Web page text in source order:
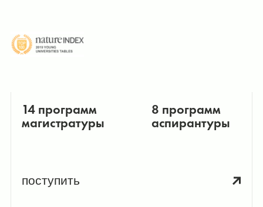
14 программ
магистратуры
8 программ
аспирантуры
поступить